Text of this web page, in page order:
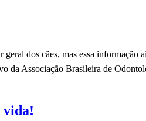
dos cães, mas essa informação
Associação Brasileira de
vida!